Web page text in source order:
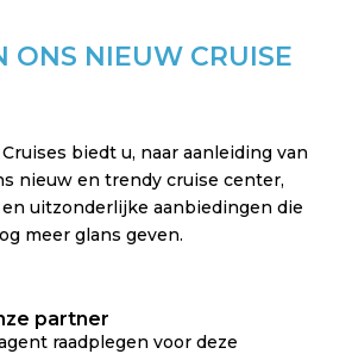
ONS NIEUW CRUISE
biedt u, naar aanleiding van
nieuw en trendy cruise center,
uitzonderlijke aanbiedingen die
meer glans geven.
partner
raadplegen voor deze